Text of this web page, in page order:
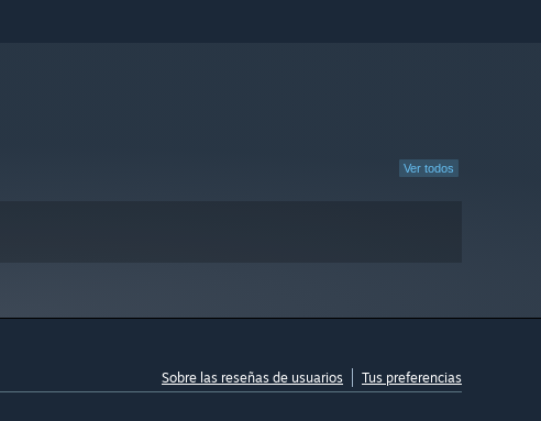
Ver todos
Sobre las reseñas de usuarios Tus preferencias